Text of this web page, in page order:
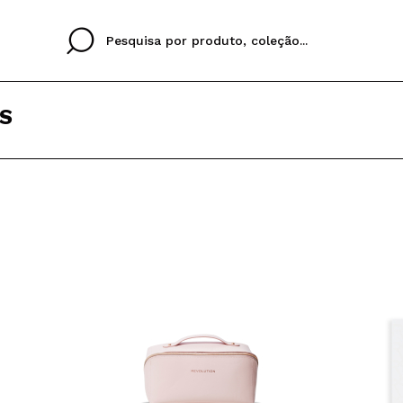
Ao criar uma conta
rapidamente, verificar
operações anteriores.
IDIOMA